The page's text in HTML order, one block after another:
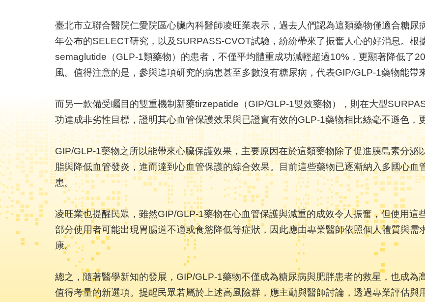
臺北市立聯合醫院仁愛院區心臟內科醫師凌旺業表示，過去人們認為這類藥物僅適合糖
年公布的SELECT研究，以及SURPASS-CVOT試驗，紛紛帶來了振奮人心的好消息。根
semaglutide（GLP-1類藥物）的患者，不僅平均體重成功減輕超過10%，更顯著降低了
風。值得注意的是，參與這項研究的病患甚至多數沒有糖尿病，代表GIP/GLP-1藥物能帶
而另一款備受矚目的雙重機制新藥tirzepatide（GIP/GLP-1雙效藥物），則在大型
功達成非劣性目標，證明其心血管保護效果與已證實有效的GLP-1藥物相比絲毫不遜色，
GIP/GLP-1藥物之所以能帶來心臟保護效果，主要原因在於這類藥物除了促進胰島素分泌
脂與降低血管發炎，進而達到心血管保護的綜合效果。目前這些藥物已逐漸納入多國心血
患。
凌旺業也提醒民眾，雖然GIP/GLP-1藥物在心血管保護與減重的成效令人振奮，但使用這
部分使用者可能出現胃腸道不適或食慾降低等症狀，因此應由專業醫師依照個人體質與需
康。
總之，隨著醫學新知的發展，GIP/GLP-1藥物不僅成為糖尿病與肥胖患者的救星，也成為
值得考量的新選項。提醒民眾若屬於上述高風險群，應主動與醫師討論，透過專業評估與